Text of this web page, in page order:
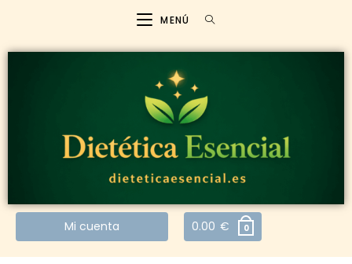
MENÚ
Mi cuenta 0.00 € 0